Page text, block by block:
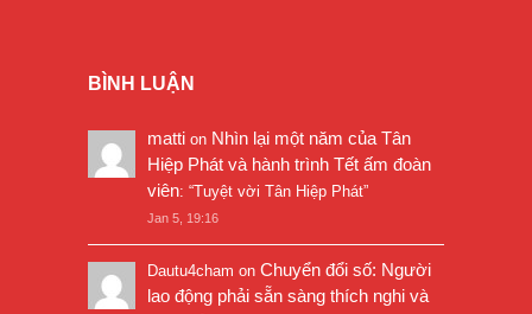
BÌNH LUẬN
matti on Nhìn lại một năm của Tân
Hiệp Phát và hành trình Tết ấm đoàn
viên: “Tuyệt vời Tân Hiệp Phát”
Jan 5, 19:16
Dautu4cham on Chuyển đổi số: Người
lao động phải sẵn sàng thích nghi và